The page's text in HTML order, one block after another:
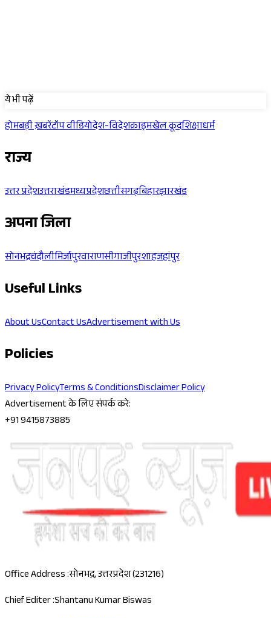
ये भी पढ़ें
होमबड़ी ख़बरेंटॉप वीडियोदेश-विदेशक्राइमखेल कूदशिक्षाधर्म
राज्य
उत्तर प्रदेशउत्तराखंडमध्यप्रदेशछत्तीसगढ़बिहारझारखंड
अपना जिला
सोनभद्रचंदौलीमिर्जापुरवाराणसीगाजीपुरशाहजहांपुर
Useful Links
About UsContact UsAdvertisement with Us
Policies
Privacy PolicyTerms & ConditionsDisclaimer Policy
Advertisement के लिए संपर्क करे:
+91 9415873885
Office Address :सोनभद्र, उत्तरप्रदेश (231216)
Chief Editer :Shantanu Kumar Biswas